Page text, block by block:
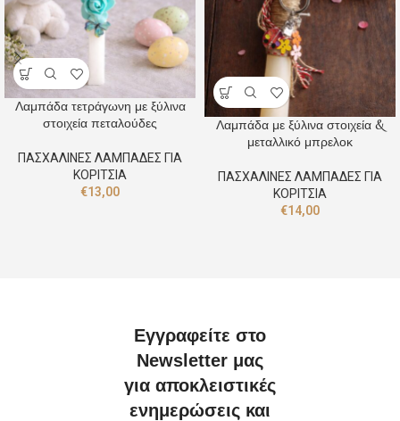
Λαμπάδα τετράγωνη με ξύλινα
στοιχεία πεταλούδες
ΠΑΣΧΑΛΙΝΕΣ ΛΑΜΠΑΔΕΣ ΓΙΑ
ΚΟΡΙΤΣΙΑ
€13,00
Λαμπάδα με ξύλινα στοιχεία &
μεταλλικό μπρελοκ
ΠΑΣΧΑΛΙΝΕΣ ΛΑΜΠΑΔΕΣ ΓΙΑ
ΚΟΡΙΤΣΙΑ
€14,00
Εγγραφείτε στο
Newsletter μας
για αποκλειστικές
ενημερώσεις και